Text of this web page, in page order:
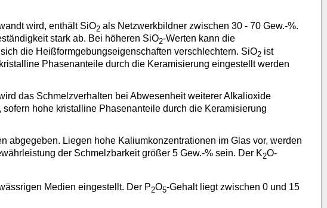
wird, enthält SiO2 als Netzwerkbildner zwischen 30 - 70 Gew.-%.
stark ab. Bei höheren SiO2-Werten kann die
die Heißformgebungseigenschaften verschlechtern. SiO2 ist
Phasenanteile durch die Keramisierung eingestellt werden
das Schmelzverhalten bei Abwesenheit weiterer Alkalioxide
hohe kristalline Phasenanteile durch die Keramisierung
abgegeben. Liegen hohe Kaliumkonzentrationen im Glas vor, werden
der Schmelzbarkeit größer 5 Gew.-% sein. Der K2O-
Medien eingestellt. Der P2O5-Gehalt liegt zwischen 0 und 15